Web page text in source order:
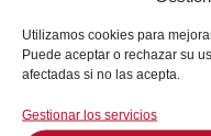
Utilizamos cookies para
Puede aceptar o rechazar su
afectadas si no las acepta.
Gestionar los servicios
o
o
i
o
a
t